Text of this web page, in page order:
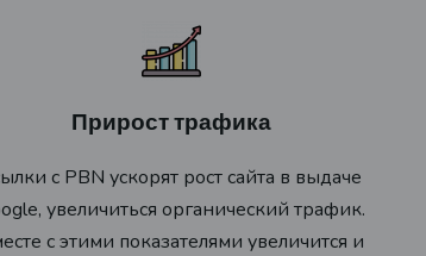
Прирост трафика
с PBN ускорят рост сайта в выдаче
увеличиться органический трафик.
с этими показателями увеличится и